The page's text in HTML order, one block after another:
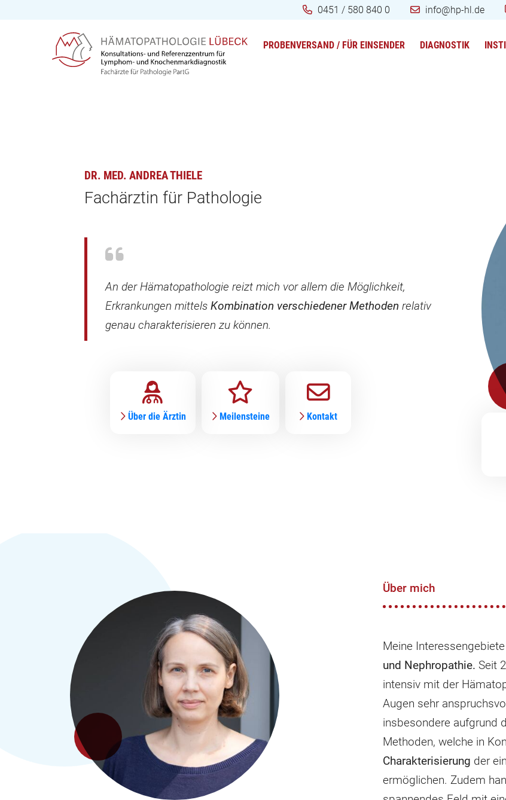
0451 / 580 840 0 info@hp-hl.de
PROBENVERSAND / FÜR EINSENDER DIAGNOSTIK
DR. MED. ANDREA THIELE
Fachärztin für Pathologie
An der Hämatopathologie reizt mich vor allem die Möglichkeit,
Erkrankungen mittels Kombination verschiedener Methoden relativ
genau charakterisieren zu können.
Über die Ärztin Meilensteine Kontakt
Über mich
Meine
und Nephropathie. Seit
intensiv mit der
Augen sehr
insbesondere aufgrund
Methoden, welche in
Charakterisierung der
ermöglichen. Zudem